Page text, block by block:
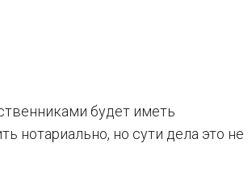
будет иметь
нотариально, но сути дела это не